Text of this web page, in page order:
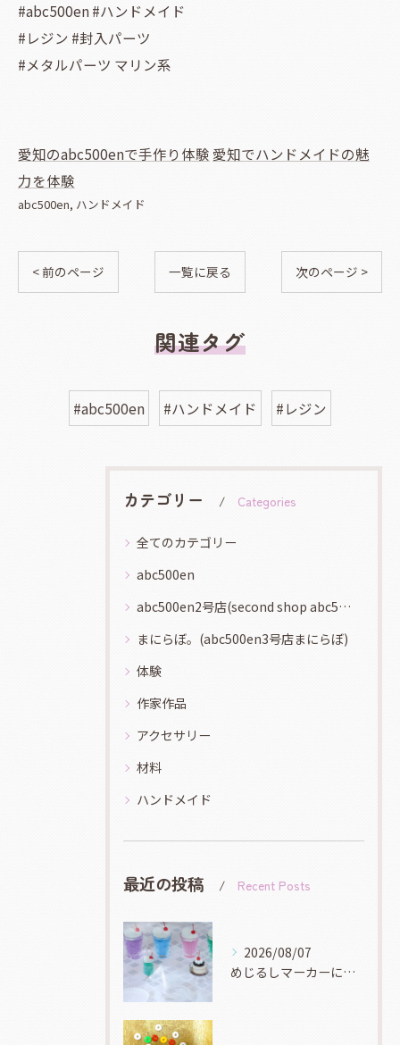
#abc500en #ハンドメイド
#レジン #封入パーツ
#メタルパーツ マリン系
愛知のabc500enで手作り体験 愛知でハンドメイドの魅
力を体験
abc500en ハンドメイド
< 前のページ 一覧に戻る 次のページ >
関連タグ
#abc500en #ハンドメイド #レジン
カテゴリー Categories
全てのカテゴリー
abc500en
abc500en2号店(second shop abc500en)
まにらぼ。(abc500en3号店まにらぼ)
体験
作家作品
アクセサリー
材料
ハンドメイド
最近の投稿 Recent Posts
2026/08/07
めじるしマーカーにオススメなミニチュアなモールドもたくさんあ...